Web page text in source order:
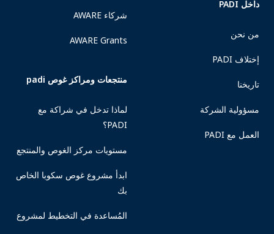
داخل PADI
من نحن
إختلاف PADI
تاريخنا
مسؤولية الشركة
العمل مع PADI
شركاء AWARE
AWARE Grants
منتجعات ومراكز غوص padi
لماذا تدخل في شراكة مع
PADI؟
مستويات مركز الغوص والمنتجع
ابدأ مشروع غوص سكوبا الخاص
بك
المُساعدة في التخطيط لمشروع